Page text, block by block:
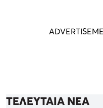
ΤΕΛΕΥΤΑΙΑ ΝΕΑ